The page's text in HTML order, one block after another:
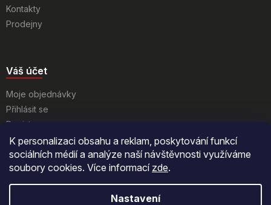
K personalizaci obsahu a reklam, poskytování funkcí
sociálních médií a analýze naší návštěvnosti využíváme
soubory cookies. Více informací zde.
Nastavení
Kontakty
Prodejny
Váš účet
Moje objednávky
Přihlásit se
Registrace